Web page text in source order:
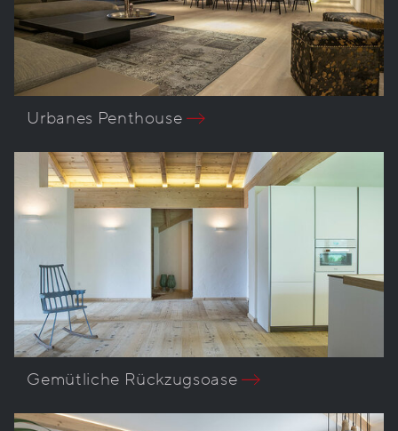
Urbanes Penthouse
Gemütliche Rückzugsoase